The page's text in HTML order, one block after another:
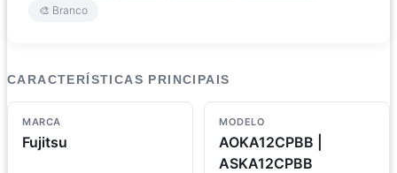
🎨 Branco
CARACTERÍSTICAS PRINCIPAIS
MARCA
Fujitsu
MODELO
AOKA12CPBB |
ASKA12CPBB